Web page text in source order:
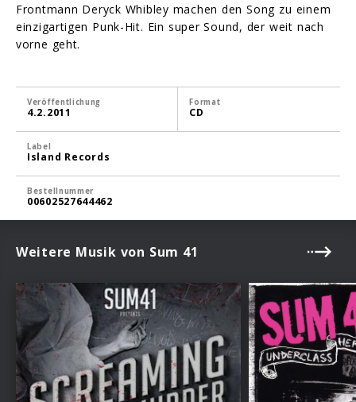
Frontmann Deryck Whibley machen den Song zu einem
einzigartigen Punk-Hit. Ein super Sound, der weit nach
vorne geht.
Veröffentlichung
4.2.2011
Format
CD
Label
Island Records
Bestellnummer
00602527644462
Weitere Musik von Sum 41